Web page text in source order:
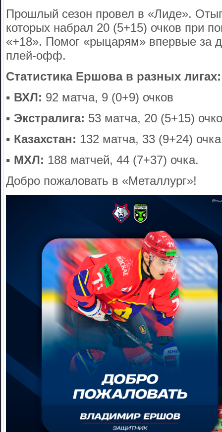
Прошлый сезон провел в «Лиде».
которых набрал 20 (5+15) очков при
«+18». Помог «рыцарям» впервые за
плей-офф.
Статистика Ершова в разных лигах:
▪️ ВХЛ: 92 матча, 9 (0+9) очков
▪️ Экстралига: 53 матча, 20 (5+15)
▪️ Казахстан: 132 матча, 33 (9+24) очка
▪️ МХЛ: 188 матчей, 44 (7+37) очка.
Добро пожаловать в «Металлург»!